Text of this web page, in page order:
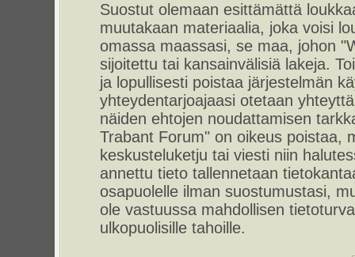
Suostut olemaan esittämättä
muutakaan materiaalia, joka voisi
omassa maassasi, se maa, johon
sijoitettu tai kansainvälisiä lakeja.
ja lopullisesti poistaa järjestelmän
yhteydentarjoajaasi otetaan
näiden ehtojen noudattamisen
Trabant Forum" on oikeus poistaa,
keskusteluketju tai viesti niin
annettu tieto tallennetaan
osapuolelle ilman suostumustasi,
ole vastuussa mahdollisen
ulkopuolisille tahoille.